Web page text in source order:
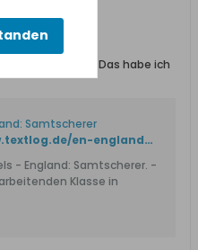
einem Beruf
interessiert. Das habe ich
Samtscherer
https://www.textlog.de/en-england-samtscherer.html
- England: Samtscherer. -
Klasse in